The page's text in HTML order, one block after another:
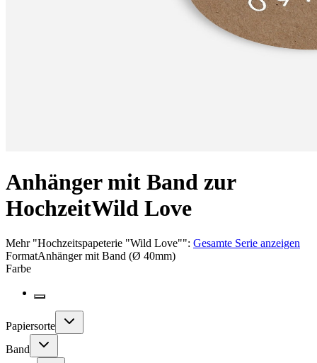
Anhänger mit Band zur
HochzeitWild Love
Mehr"Hochzeitspapeterie "Wild Love"": Gesamte Serie anzeigen
FormatAnhänger mit Band (Ø 40mm)
Farbe
Papiersorte
Band